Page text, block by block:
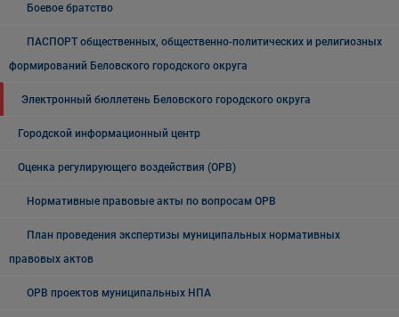
Боевое братство
ПАСПОРТ общественных, общественно-политических и религиозных
формирований Беловского городского округа
Электронный бюллетень Беловского городского округа
Городской информационный центр
Оценка регулирующего воздействия (ОРВ)
Нормативные правовые акты по вопросам ОРВ
План проведения экспертизы муниципальных нормативных
правовых актов
ОРВ проектов муниципальных НПА